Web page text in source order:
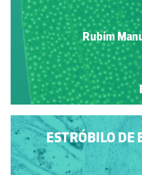
Rubim
ESTRÓBILO DE